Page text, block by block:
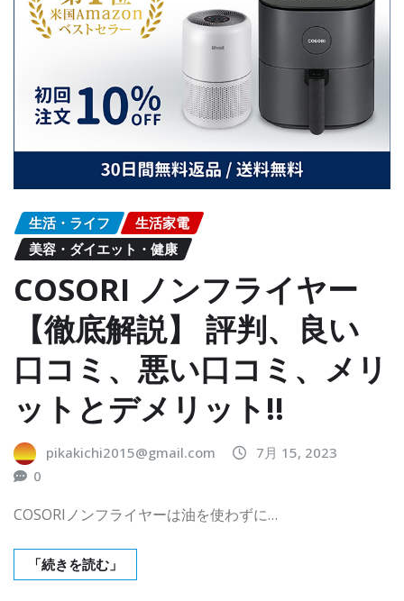
生活・ライフ
生活家電
美容・ダイエット・健康
COSORI ノンフライヤー
【徹底解説】 評判、良い
口コミ、悪い口コミ、メリ
ットとデメリット!!
pikakichi2015@gmail.com
7月 15, 2023
0
COSORIノンフライヤーは油を使わずに…
「続きを読む」